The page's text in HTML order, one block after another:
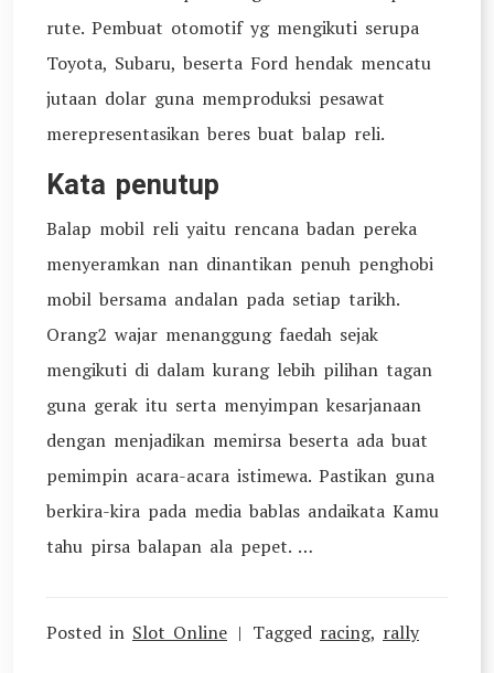
rute. Pembuat otomotif yg mengikuti serupa
Toyota, Subaru, beserta Ford hendak mencatu
jutaan dolar guna memproduksi pesawat
merepresentasikan beres buat balap reli.
Kata penutup
Balap mobil reli yaitu rencana badan pereka
menyeramkan nan dinantikan penuh penghobi
mobil bersama andalan pada setiap tarikh.
Orang2 wajar menanggung faedah sejak
mengikuti di dalam kurang lebih pilihan tagan
guna gerak itu serta menyimpan kesarjanaan
dengan menjadikan memirsa beserta ada buat
pemimpin acara-acara istimewa. Pastikan guna
berkira-kira pada media bablas andaikata Kamu
tahu pirsa balapan ala pepet. …
Posted in Slot Online Tagged racing, rally